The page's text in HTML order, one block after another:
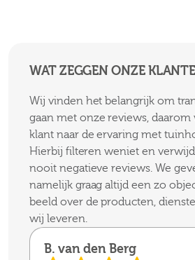
WAT ZEGGEN ONZE
Wij vinden het belangrijk om
gaan met onze reviews, daarom
klant naar de ervaring met
Hierbij filteren weniet en
nooit negatieve reviews. We
namelijk graag altijd een zo
beeld over de producten,
wij leveren.
B. van den Berg